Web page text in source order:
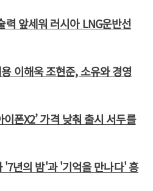
앞세워 러시아 LNG운반선
이해욱 조현준, 소유와 경영
폰X2’ 가격 낮춰 출시 서두를
'7년의 밤'과 '기억을 만나다' 흥